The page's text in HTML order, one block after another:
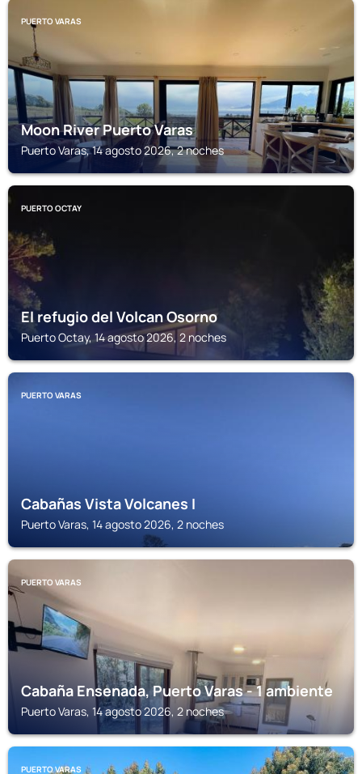
PUERTO VARAS
Moon River Puerto Varas
Puerto Varas, 14 agosto 2026, 2 noches
PUERTO OCTAY
El refugio del Volcan Osorno
Puerto Octay, 14 agosto 2026, 2 noches
PUERTO VARAS
Cabañas Vista Volcanes I
Puerto Varas, 14 agosto 2026, 2 noches
PUERTO VARAS
Cabaña Ensenada, Puerto Varas - 1 ambiente
Puerto Varas, 14 agosto 2026, 2 noches
PUERTO VARAS